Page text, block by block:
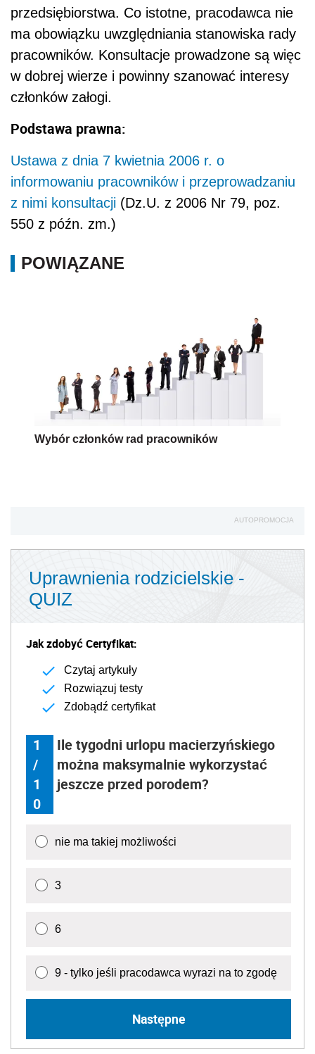
przedsiębiorstwa. Co istotne, pracodawca nie
ma obowiązku uwzględniania stanowiska rady
pracowników. Konsultacje prowadzone są więc
w dobrej wierze i powinny szanować interesy
członków załogi.
Podstawa prawna:
Ustawa z dnia 7 kwietnia 2006 r. o
informowaniu pracowników i przeprowadzaniu
z nimi konsultacji (Dz.U. z 2006 Nr 79, poz.
550 z późn. zm.)
POWIĄZANE
Wybór członków rad pracowników
AUTOPROMOCJA
Uprawnienia rodzicielskie -
QUIZ
Jak zdobyć Certyfikat:
Czytaj artykuły
Rozwiązuj testy
Zdobądź certyfikat
1
/
1
0
Ile tygodni urlopu macierzyńskiego
można maksymalnie wykorzystać
jeszcze przed porodem?
nie ma takiej możliwości
3
6
9 - tylko jeśli pracodawca wyrazi na to zgodę
Następne